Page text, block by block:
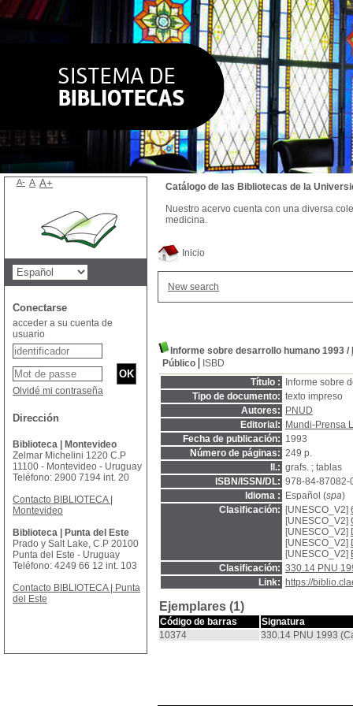
Inicio
New search
Informe sobre desarrollo humano 1993 /
Público
ISBD
Título :
Informe sobre
Tipo de documento: texto impreso
Autores:
PNUD
Editorial:
Mundi-Prensa
Fecha de publicación: 1993
Número de páginas: 249 p.
Il.: grafs. ; tablas
ISBN/ISSN/DL: 978-84-87082-
Idioma :
Español (spa)
Clasificación:
[UNESCO_V2]
[UNESCO_V2]
[UNESCO_V2]
[UNESCO_V2]
[UNESCO_V2]
Clasificación: 330.14 PNU
Link:
https://
Ejemplares (1)
Código de barras
Signatura
10374
330.14 PNU 1993
Catálogo de las Bibliotecas de la
Nuestro acervo cuenta con una diversa
medicina.
A- A A+
Conectarse
acceder a su cuenta de
usuario
Olvidé mi contraseña
Dirección
Biblioteca | Montevideo
Zelmar Michelini 1220 C.P
11100 - Montevideo - Uruguay
Teléfono: 2900 7194 int. 20
Contacto BIBLIOTECA |
Montevideo
Biblioteca | Punta del Este
Prado y Salt Lake, C.P 20100
Punta del Este - Uruguay
Teléfono: 4249 66 12 int. 103
Contacto BIBLIOTECA | Punta
del Este